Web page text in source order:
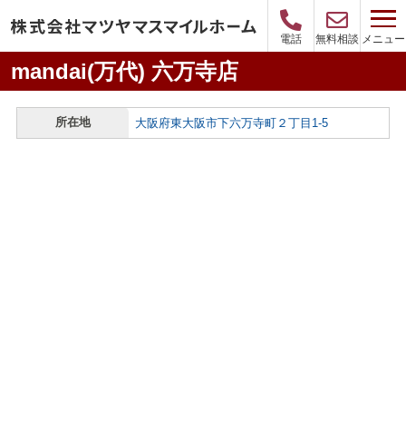
電話 無料相談 メニュー
mandai(万代) 六万寺店
所在地 大阪府東大阪市下六万寺町２丁目1-5